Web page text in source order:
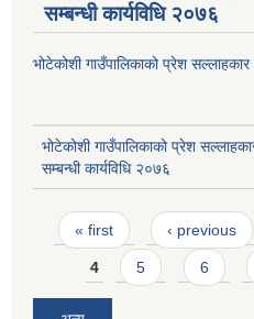
सम्बन्धी कार्यविधि २०७६
भोटेकोशी गाउँपालिकाको प्रेश
भोटेकोशी गाउँपालिकाको प्रेश
सम्बन्धी कार्यविधि २०७६
Pages
« first ‹ previous
4 5 6